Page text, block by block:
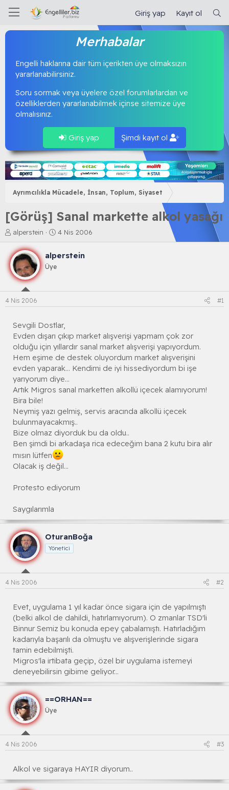
Giriş yap Kayıt ol
Merhabalar
Engelli haklarına dair tüm içerikten üye olmaksızın
yararlanabilirsiniz.
Soru sormak veya üyelere özel forumlarlardan ve
özelliklerden yararlanabilmek içinse sitemize üye
olmalısınız.
Giriş yap Şimdi kayıt ol
Ayrımcılıkla Mücadele, İnsan, Toplum, Siyaset
[Görüş] Sanal markette alkol yasağı
K
o
n
b
u
y
b
a
l
a
a
n
alperstein
B
a
l
ç
a
r
h
i
4 Nis 2006
alperstein
Üye
4 Nis 2006 #1
Sevgili Dostlar,
Evden dışarı çıkıp market alışverişi yapmam çok zor
olduğu için yıllardır sanal market alışverişi yapıyordum.
Hem eşime de destek oluyordum market alışverişini
evden yaparak... Kendimi de iyi hissediyordum bi işe
yarıyorum diye...
Artık Migros sanal marketten alkollü içecek alamıyorum!
Bira bile!
Neymiş yazı gelmiş, servis aracında alkollü içecek
bulunmayacakmış..
Bize olmaz diyorduk bu da oldu..
Ben şimdi bi arkadaşa rica edeceğim bana 2 kutu bira alır
mısın lütfen
Olacak iş değil...
Protesto ediyorum
Saygılarımla
OturanBoğa
Yönetici
4 Nis 2006 #2
Evet, uygulama 1 yıl kadar önce sigara için de yapılmıştı
(belki alkol de dahildi, hatırlamıyorum). O zmanlar TSD'li
Binnur Semiz bu konuda epey çabalamıştı. Hatırladığım
kadarıyla başarılı da olmuştu ve alışverişlerinde sigara
tamin edebilmişti.
Migros'la irtibata geçip, özel bir uygulama istemeyi
deneyebilirsin gibime geliyor...
==ORHAN==
Üye
4 Nis 2006 #3
Alkol ve sigaraya HAYIR diyorum..